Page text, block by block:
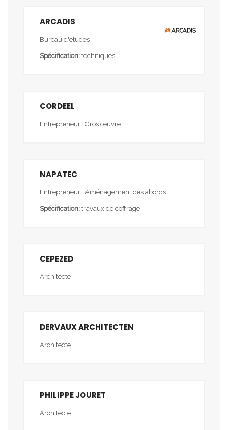
ARCADIS
Bureau d'études
Spécification: techniques
CORDEEL
Entrepreneur : Gros œuvre
NAPATEC
Entrepreneur : Aménagement des abords
Spécification: travaux de coffrage
CEPEZED
Architecte
DERVAUX ARCHITECTEN
Architecte
PHILIPPE JOURET
Architecte